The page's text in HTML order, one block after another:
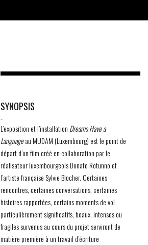
SYNOPSIS
-
L’exposition et l’installation Dreams Have a
Languageau MUDAM (Luxembourg) est le point de
départ d’un film créé en collaboration par le
réalisateur luxembourgeois Donato Rotunno et
l’artiste française Sylvie Blocher. Certaines
rencontres, certaines conversations, certaines
histoires rapportées, certains moments de vol
particulièrement significatifs, beaux, intenses ou
fragiles survenus au cours du projet serviront de
matière première à un travail d’écriture